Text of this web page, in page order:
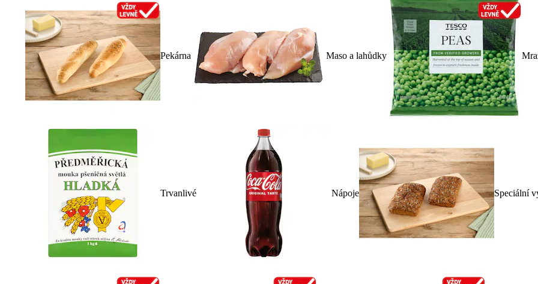
Pekárna Maso a lahůdky
Trvanlivé Nápoje Speciální